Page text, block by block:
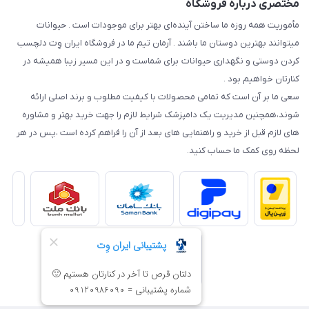
مختصری درباره فروشگاه
مأموریت همه روزه ما ساختن آینده‌ای بهتر برای موجودات است . حیوانات
میتوانند بهترین دوستان ما باشند . آرمان تیم ما در فروشگاه ایران وِت دلچسب
کردن دوستی و نگهداری حیوانات برای شماست و در این مسیر زیبا همیشه در
کنارتان خواهیم بود .
سعی ما بر آن است که تمامی محصولات با کیفیت مطلوب و برند اصلی ارائه
شوند،همچنین مدیریت یک دامپزشک شرایط لازم را جهت خرید بهتر و مشاوره
های لازم قبل از خرید و راهنمایی های بعد از آن را فراهم کرده است ،پس در هر
لحظه روی کمک ما حساب کنید.